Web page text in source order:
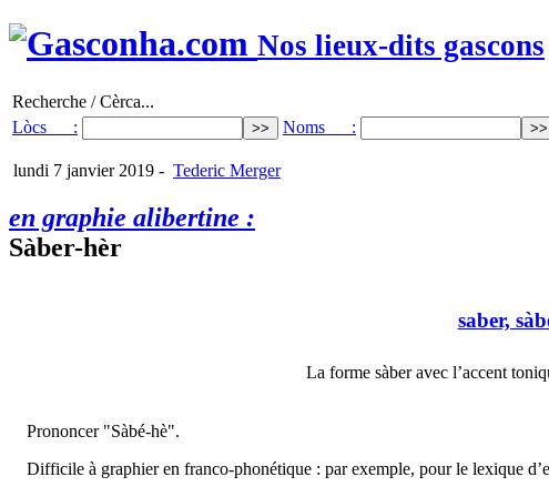
Nos lieux-dits gascons
Recherche / Cèrca...
Lòcs :
Noms :
lundi 7 janvier 2019 - Tederic Merger
en graphie alibertine :
Sàber-hèr
saber,
La forme sàber avec l’accent
Prononcer "Sàbé-hè".
Difficile à graphier en franco-phonétique : par exemple, pour le lexique